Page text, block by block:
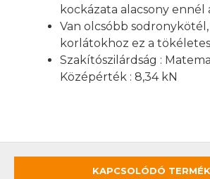
kockázata alacsony ennél
Van olcsóbb
korlátokhoz ez a
Szakítószilárdság :
Középérték : 8,34 kN
KAPCSOLÓDÓ